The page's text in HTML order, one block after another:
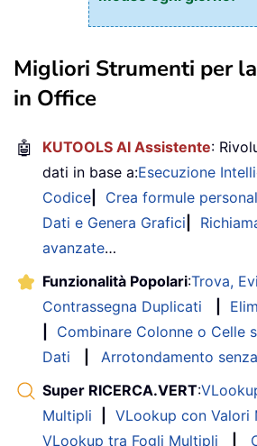
Migliori Strumenti per
in Office
🤖 KUTOOLS AI Assistente:
dati in base a:Esecuzione
Codice
Crea formule
Dati e Genera Grafici
avanzate…
Funzionalità Popolari:Trova,
Contrassegna Duplicati
Combinare Colonne o Celle
Dati
Arrotondamento
Super RICERCA.VERT:
Multipli
VLookup con Valori
VLookup tra Fogli Multipli